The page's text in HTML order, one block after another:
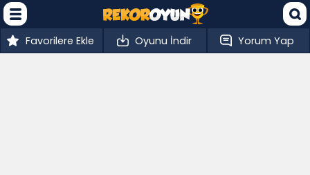
Favorilere Ekle Oyunu İndir Yorum Yap